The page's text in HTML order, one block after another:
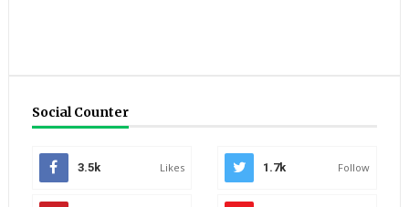
Social Counter
3.5k Likes 1.7k Follow